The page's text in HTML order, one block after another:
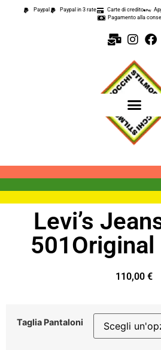
Paypal Paypal in 3 rate Carte di credito
Pagamento alla
Levi’s
110,00 €
Taglia Pantaloni